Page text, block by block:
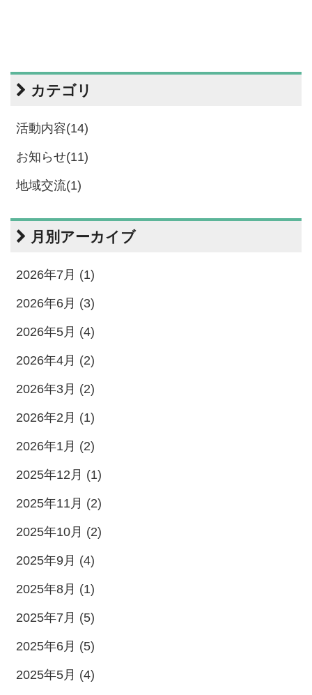
カテゴリ
活動内容(14)
お知らせ(11)
地域交流(1)
月別アーカイブ
2026年7月 (1)
2026年6月 (3)
2026年5月 (4)
2026年4月 (2)
2026年3月 (2)
2026年2月 (1)
2026年1月 (2)
2025年12月 (1)
2025年11月 (2)
2025年10月 (2)
2025年9月 (4)
2025年8月 (1)
2025年7月 (5)
2025年6月 (5)
2025年5月 (4)